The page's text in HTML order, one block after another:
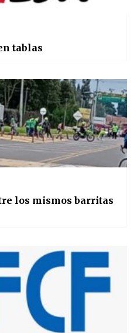
tablas
los mismos barritas